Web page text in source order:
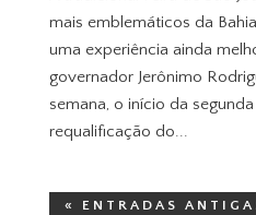
mais emblemáticos da
uma experiência ainda
governador Jerônimo
semana, o início da
requalificação do...
« ENTRADAS